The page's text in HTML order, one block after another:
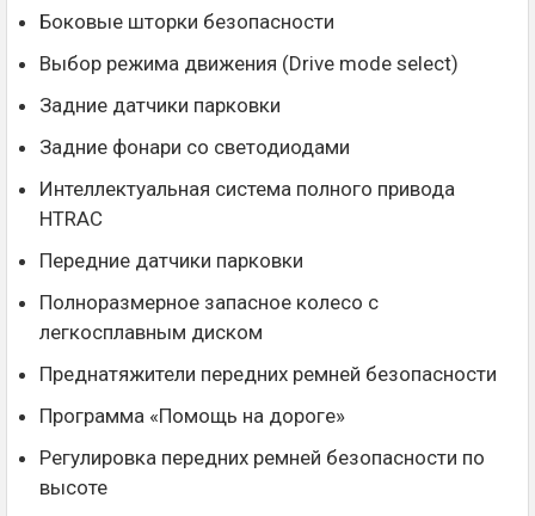
Боковые шторки безопасности
Выбор режима движения (Drive mode select)
Задние датчики парковки
Задние фонари со светодиодами
Интеллектуальная система полного привода
HTRAC
Передние датчики парковки
Полноразмерное запасное колесо с
легкосплавным диском
Преднатяжители передних ремней безопасности
Программа «Помощь на дороге»
Регулировка передних ремней безопасности по
высоте